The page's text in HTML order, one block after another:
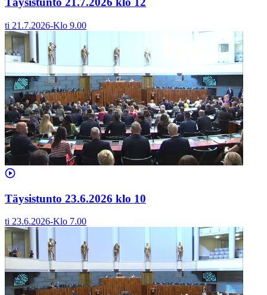
ti 21.7.2026-Klo 9.00
Täysistunto 23.6.2026 klo 10
ti 23.6.2026-Klo 7.00